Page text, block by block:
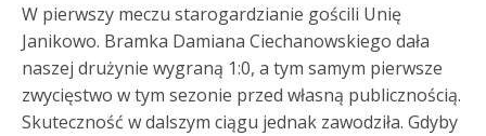
W pierwszy meczu starogardzianie gościli Unię
Janikowo. Bramka Damiana Ciechanowskiego dała
naszej drużynie wygraną 1:0, a tym samym pierwsze
zwycięstwo w tym sezonie przed własną publicznością.
Skuteczność w dalszym ciągu jednak zawodziła. Gdyby